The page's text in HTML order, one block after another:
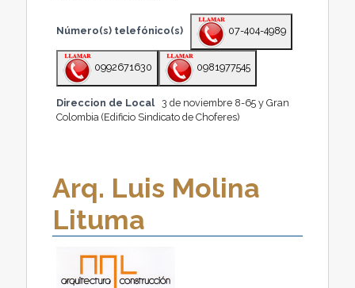
Número(s) telefónico(s) 07-404-4989
0992671630 0981977545
Direccion de Local
3 de noviembre 8-65 y Gran
Colombia (Edificio Sindicato de Choferes)
Arq. Luis Molina
Lituma